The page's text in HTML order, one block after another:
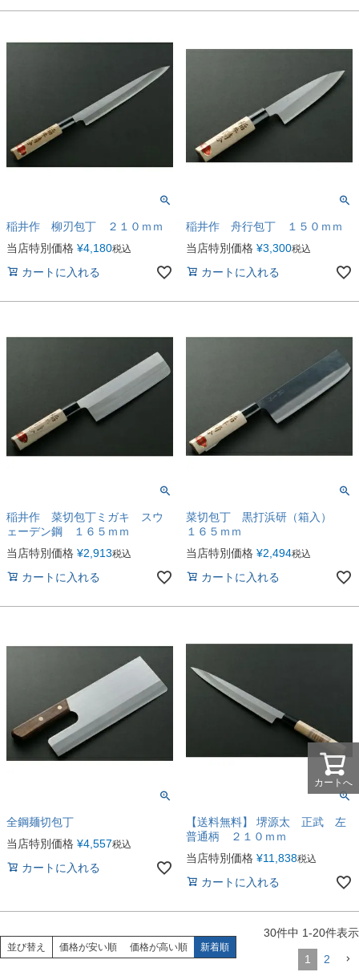
稲井作 柳刃包丁 ２１０ｍｍ
当店特別価格 ¥4,180税込
カートに入れる
稲井作 舟行包丁 １５０ｍｍ
当店特別価格 ¥3,300税込
カートに入れる
稲井作 菜切包丁ミガキ スウ
ェーデン鋼 １６５ｍｍ
当店特別価格 ¥2,913税込
カートに入れる
菜切包丁 黒打浜研（箱入）
１６５ｍｍ
当店特別価格 ¥2,494税込
カートに入れる
全鋼麺切包丁
当店特別価格 ¥4,557税込
カートに入れる
【送料無料】 堺源太 正武 左
普通柄 ２１０ｍｍ
当店特別価格 ¥11,838税込
カートに入れる
並び替え 価格が安い順 価格が高い順 新着順
30件中 1-20件表示
1 2
カートへ